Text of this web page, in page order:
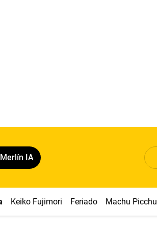
IA
Keiko Fujimori Feriado Machu Picchu